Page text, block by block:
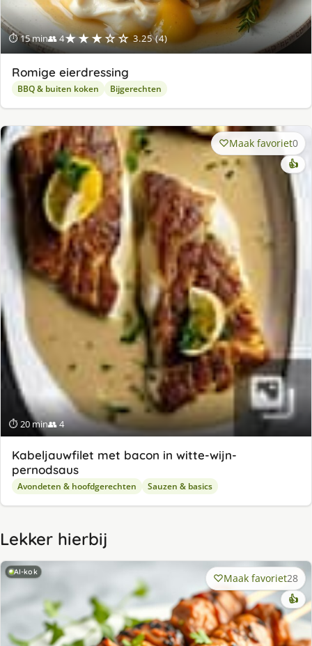
⏱ 15 min👥 4★★★☆☆ 3.25 (4)
Romige eierdressing
BBQ & buiten koken Bijgerechten
⏱ 20 min👥 4
Maak favoriet0
👍
Kabeljauwfilet met bacon in witte-wijn-
pernodsaus
Avondeten & hoofdgerechten Sauzen & basics
Lekker hierbij
AI-kok Maak favoriet28
👍